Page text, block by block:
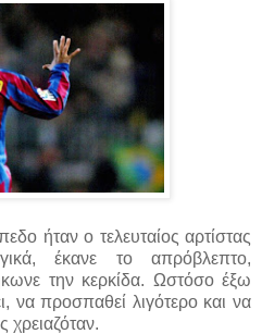
ήταν ο τελευταίος αρτίστας
έκανε το απρόβλεπτο,
την κερκίδα. Ωστόσο έξω
να προσπαθεί λιγότερο και να
χρειαζόταν.